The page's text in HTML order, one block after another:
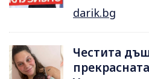
darik.bg
Честита